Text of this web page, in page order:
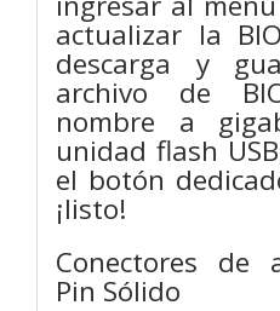
actualizar la
descarga y
archivo de
nombre a
unidad flash
el botón
¡listo!
Conectores de
Pin Sólido